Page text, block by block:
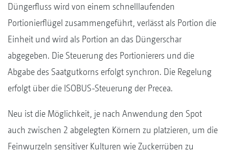
Düngerfluss wird von einem schnelllaufenden
Portionierflügel zusammengeführt, verlässt als Portion die
Einheit und wird als Portion an das Düngerschar
abgegeben. Die Steuerung des Portionierers und die
Abgabe des Saatgutkorns erfolgt synchron. Die Regelung
erfolgt über die ISOBUS-Steuerung der Precea.
Neu ist die Möglichkeit, je nach Anwendung den Spot
auch zwischen 2 abgelegten Körnern zu platzieren, um die
Feinwurzeln sensitiver Kulturen wie Zuckerrüben zu